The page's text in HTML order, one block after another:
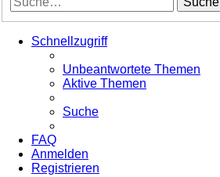
Schnellzugriff
Unbeantwortete Themen
Aktive Themen
Suche
FAQ
Anmelden
Registrieren